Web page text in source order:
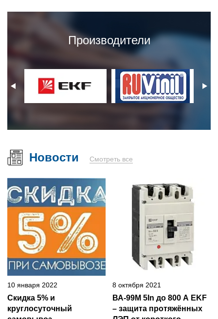
Производители
Новости Смотреть все
10 января 2022
Скидка 5% и
круглосуточный
8 октября 2021
ВА-99М 5In до 800 А EKF
– защита протяжённых